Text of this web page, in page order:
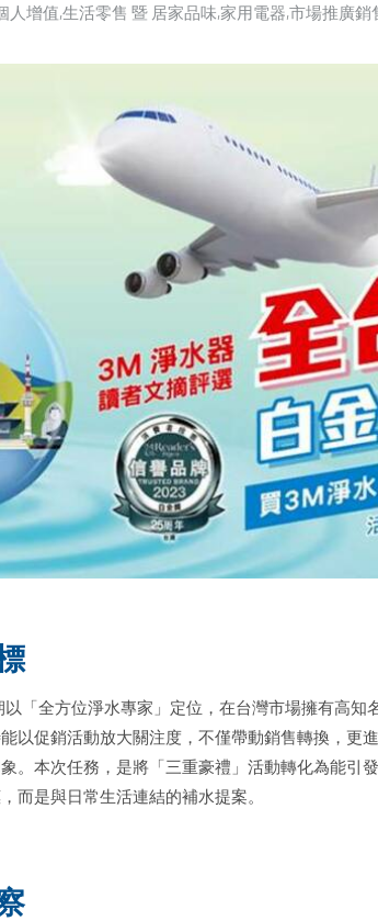
人增值 生活零售 暨 居家品味 家用電器 市場推廣銷
以「全方位淨水專家」定位，在台灣市場擁有高
以促銷活動放大關注度，不僅帶動銷售轉換，更
。本次任務，是將「三重豪禮」活動轉化為能引
而是與日常生活連結的補水提案。